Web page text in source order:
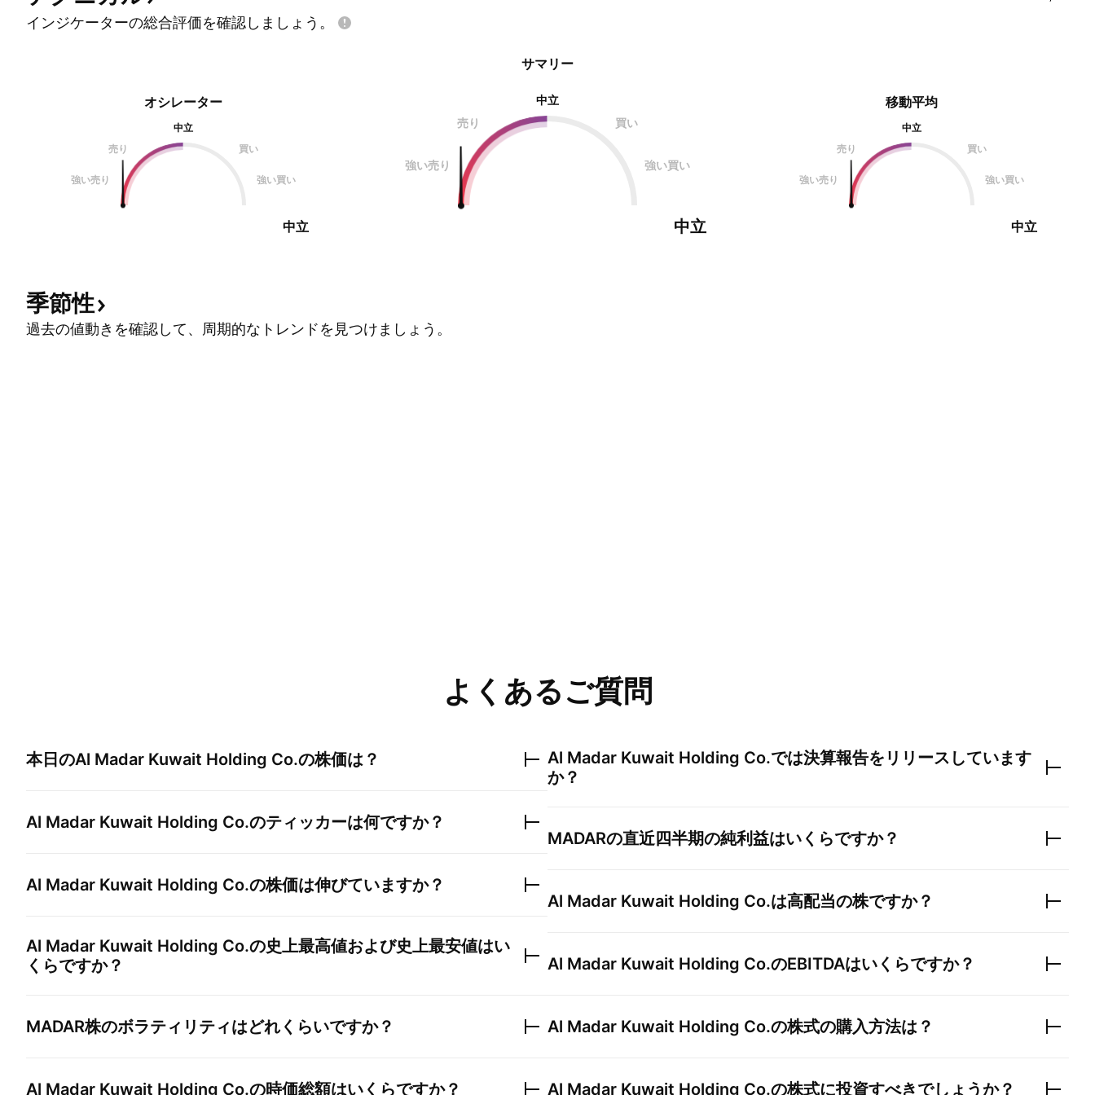
インジケーターの総合評価を確認しましょう。
オシレーター
中立
売り
買い
強い売り 強い買い
中立
サマリー
中立
売り
買い
強い売り 強い買い
中立
移動平均
中立
売り
買い
強い売り 強い買い
中立
季節性
過去の値動きを確認して、周期的なトレンドを見つけましょう。
よくあるご質問
本日のAl Madar Kuwait Holding Co.の株価は？
Al Madar Kuwait Holding Co.のティッカーは何ですか？
Al Madar Kuwait Holding Co.の株価は伸びていますか？
Al Madar Kuwait Holding Co.の史上最高値および史上最安値はい
くらですか？
MADAR株のボラティリティはどれくらいですか？
Al Madar Kuwait Holding Co.の時価総額はいくらですか？
Al Madar Kuwait Holding Co.では決算報告をリリースしています
か？
MADARの直近四半期の純利益はいくらですか？
Al Madar Kuwait Holding Co.は高配当の株ですか？
Al Madar Kuwait Holding Co.のEBITDAはいくらですか？
Al Madar Kuwait Holding Co.の株式の購入方法は？
Al Madar Kuwait Holding Co.の株式に投資すべきでしょうか？